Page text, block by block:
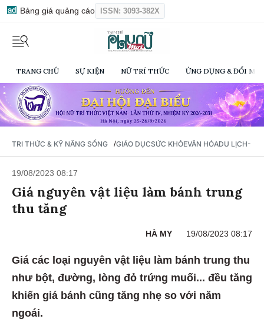
Bảng giá quảng cáo ISSN: 3093-382X
TRANG CHỦ SỰ KIỆN NỮ TRÍ THỨC ỨNG DỤNG & ĐỔI
TRI THỨC & KỸ NĂNG SỐNG /GIÁO DỤCSỨC KHỎEVĂN HÓADU LỊCH-
19/08/2023 08:17
Giá nguyên vật liệu làm bánh trung
thu tăng
HÀ MY 19/08/2023 08:17
Giá các loại nguyên vật liệu làm bánh trung thu
như bột, đường, lòng đỏ trứng muối... đều tăng
khiến giá bánh cũng tăng nhẹ so với năm
ngoái.